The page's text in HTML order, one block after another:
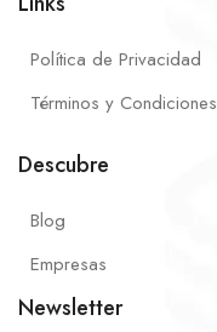
Política de Privacidad
Términos y Condiciones
Descubre
Blog
Empresas
Newsletter